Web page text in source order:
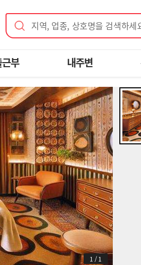
지역, 업종, 상호명을 검색하세
부 내주변
1 / 1